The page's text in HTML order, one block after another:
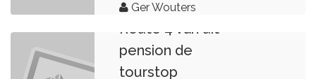
Ger Wouters
Route 4 van uit
pension de
tourstop